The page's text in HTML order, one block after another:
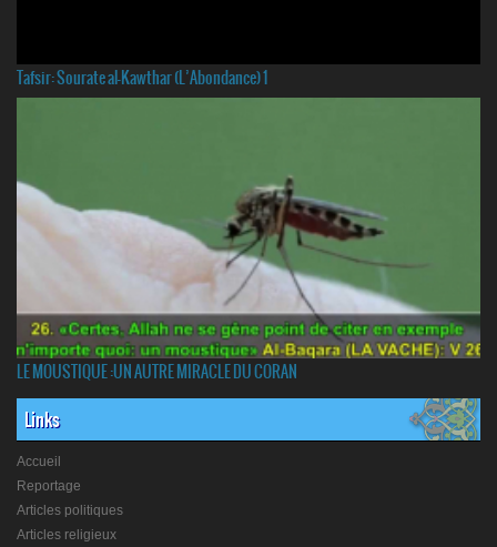
Tafsir: Sourate al-Kawthar (L’Abondance) 1
LE MOUSTIQUE :UN AUTRE MIRACLE DU CORAN
Links
Accueil
Reportage
Articles politiques
Articles religieux